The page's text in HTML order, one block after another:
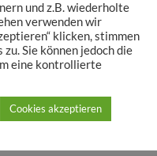
und z.B. wiederholte
verwenden wir
klicken, stimmen
Sie können jedoch die
eine kontrollierte
Cookies akzeptieren